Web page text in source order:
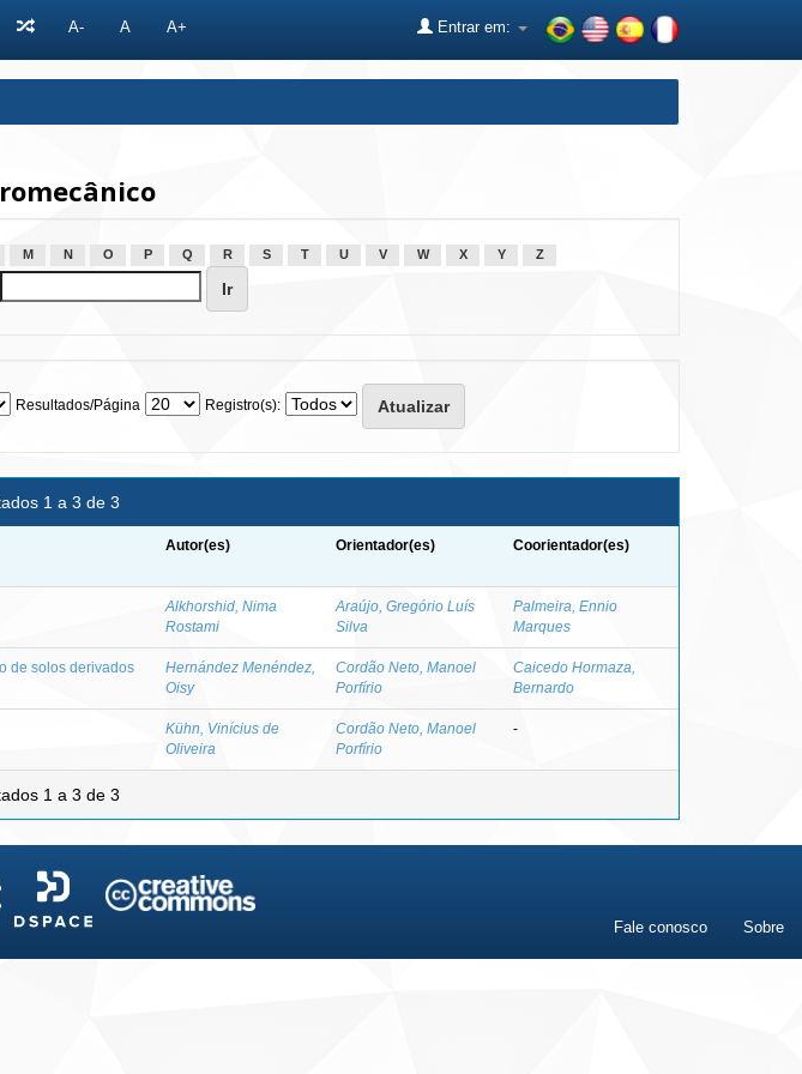
A- A A+ Entrar em:
M N O P Q R S T U V W X Y Z
Resultados/Página Registro(s):
1 a 3 de 3
Autor(es) Orientador(es) Coorientador(es)
Alkhorshid, Nima
Rostami
Araújo, Gregório Luís
Silva
Palmeira, Ennio
Marques
de solos derivados
Hernández Menéndez,
Oisy
Cordão Neto, Manoel
Porfírio
Caicedo Hormaza,
Bernardo
Kühn, Vinícius de
Oliveira
Cordão Neto, Manoel
Porfírio
-
1 a 3 de 3
Fale conosco Sobre